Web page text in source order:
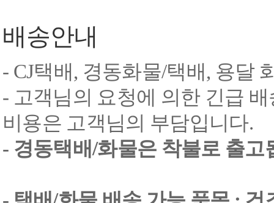
배송안내
- CJ택배, 경동화물/택배, 용달
- 고객님의 요청에 의한 긴급
비용은 고객님의 부담입니다.
- 경동택배/화물은 착불로 출고